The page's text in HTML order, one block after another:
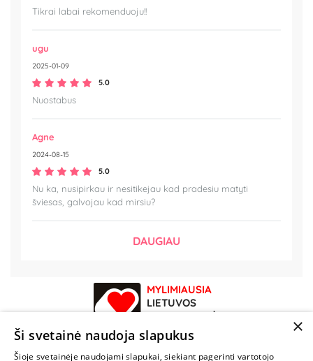
Tikrai labai rekomenduoju!!
ugu
2025-01-09
5.0
Nuostabus
Agne
2024-08-15
5.0
Nu ka, nusipirkau ir nesitikejau kad pradesiu matyti
šviesas, galvojau kad mirsiu?
DAUGIAU
MYLIMIAUSIA
LIETUVOS
ELEKTRONINĖ
PARDUOTUVĖ
×
Ši svetainė naudoja slapukus
Šioje svetainėje naudojami slapukai, siekiant pagerinti vartotojo